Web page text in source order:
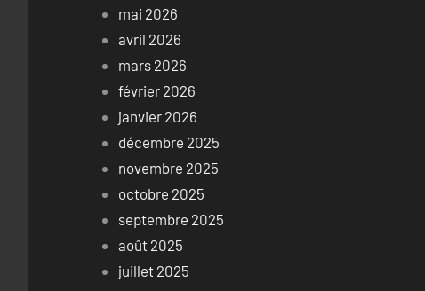
mai 2026
avril 2026
mars 2026
février 2026
janvier 2026
décembre 2025
novembre 2025
octobre 2025
septembre 2025
août 2025
juillet 2025